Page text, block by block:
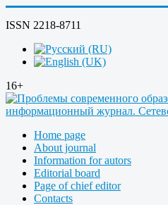
ISSN 2218-8711
16+
Home page
About journal
Information for autors
Editorial board
Page of chief editor
Contacts